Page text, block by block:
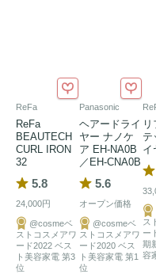
ReFa
ReFa
BEAUTECH
CURL IRON
32
5.8
24,000円
@cosmeベ
ストコスメアワ
ード2022 ベス
ト美容家電 第3
位
Panasonic
ヘアードライ
ヤー ナノケ
ア EH-NA0B
／EH-CNA0B
5.6
オープン価格
@cosmeベ
ストコスメアワ
ード2020 ベス
ト美容家電 第1
位
テ
イ
ス
ー
期
容